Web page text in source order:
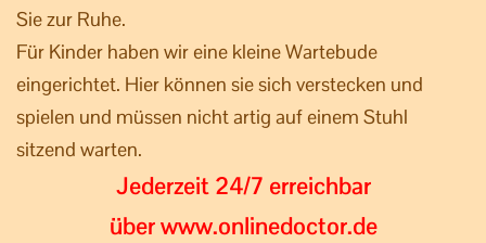
Sie zur Ruhe.
Für Kinder haben wir eine kleine Wartebude
eingerichtet. Hier können sie sich verstecken und
spielen und müssen nicht artig auf einem Stuhl
sitzend warten.
Jederzeit 24/7 erreichbar
überwww.onlinedoctor.de